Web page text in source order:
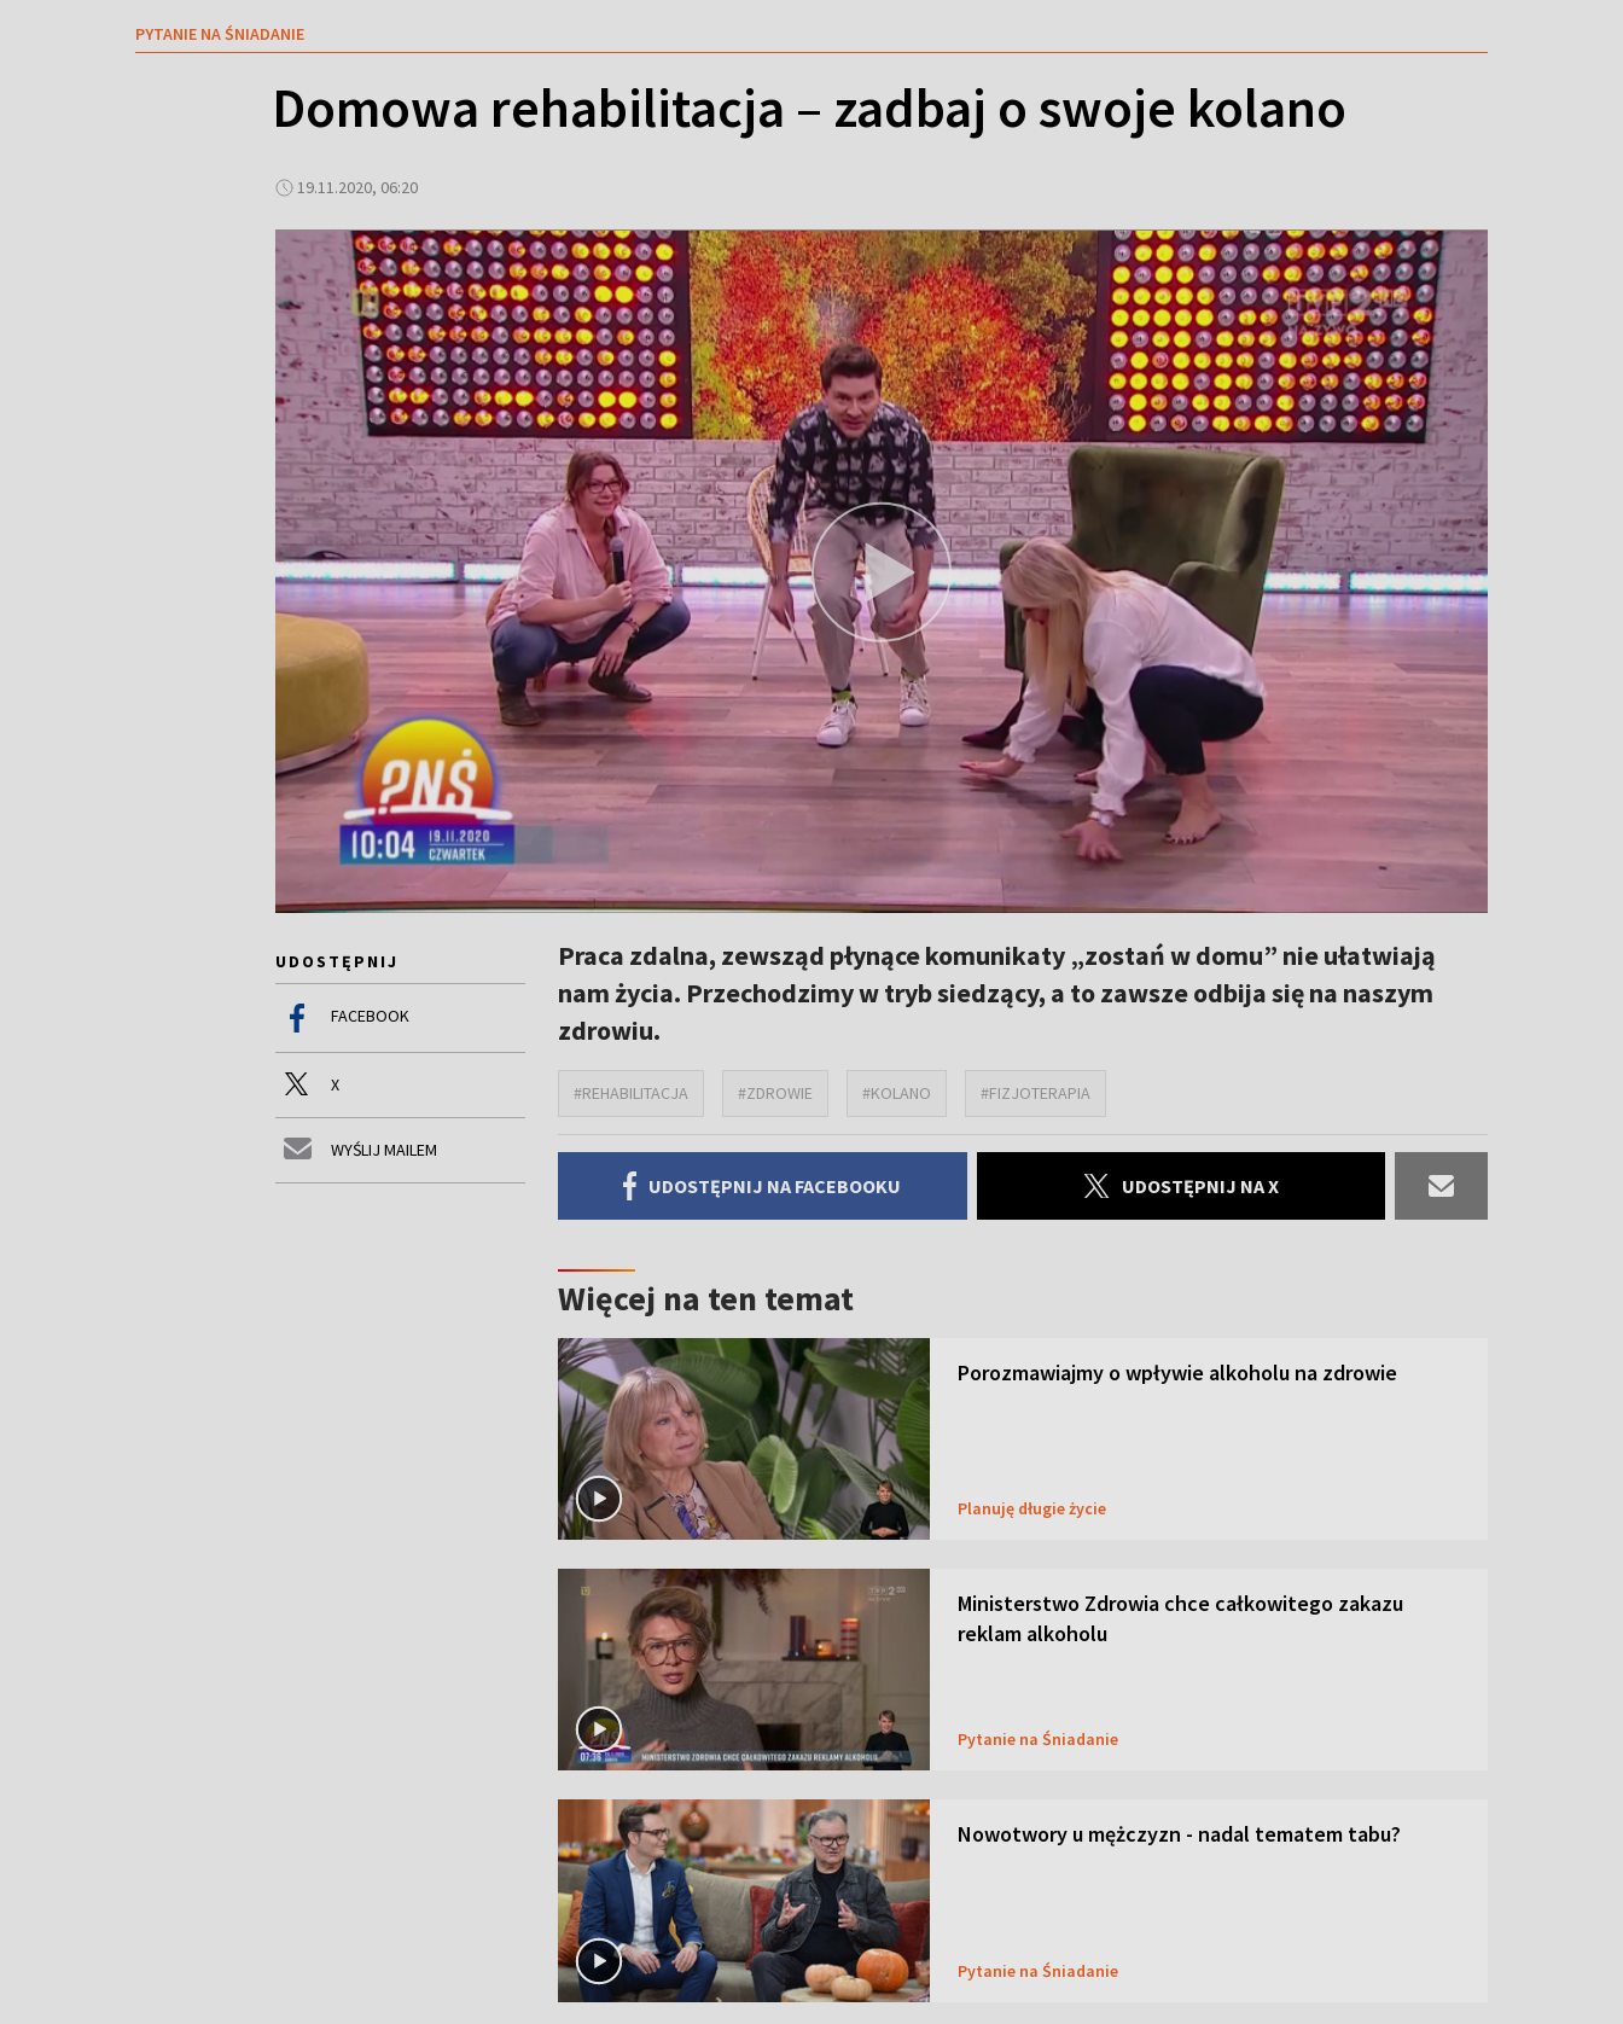
PYTANIE NA ŚNIADANIE
Domowa rehabilitacja – zadbaj o swoje kolano
19.11.2020, 06:20
UDOSTĘPNIJ
FACEBOOK
X
WYŚLIJ MAILEM
Praca zdalna, zewsząd płynące komunikaty „zostań w domu” nie ułatwiają
nam życia. Przechodzimy w tryb siedzący, a to zawsze odbija się na naszym
zdrowiu.
#REHABILITACJA #ZDROWIE #KOLANO #FIZJOTERAPIA
UDOSTĘPNIJ NA FACEBOOKU UDOSTĘPNIJ NA X
Więcej na ten temat
Porozmawiajmy o wpływie alkoholu na zdrowie
Planuję długie życie
Ministerstwo Zdrowia chce całkowitego zakazu
reklam alkoholu
Pytanie na Śniadanie
Nowotwory u mężczyzn - nadal tematem tabu?
Pytanie na Śniadanie